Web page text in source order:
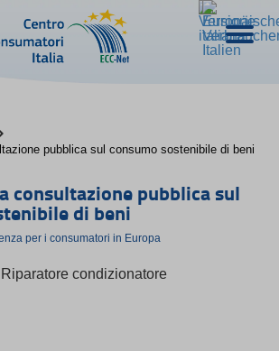
pubblica sul consumo sostenibile di beni
consultazione pubblica sul
di beni
per i consumatori in Europa